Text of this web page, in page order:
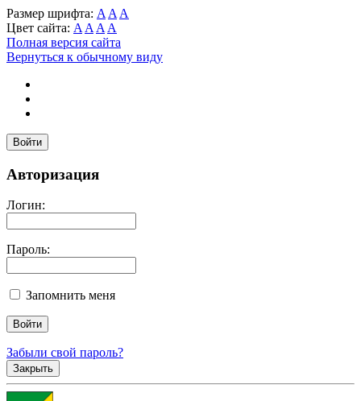
Размер шрифта: A A A
Цвет сайта: A A A A
Полная версия сайта
Вернуться к обычному виду
Войти
Авторизация
Логин:
Пароль:
Запомнить меня
Забыли свой пароль?
Закрыть